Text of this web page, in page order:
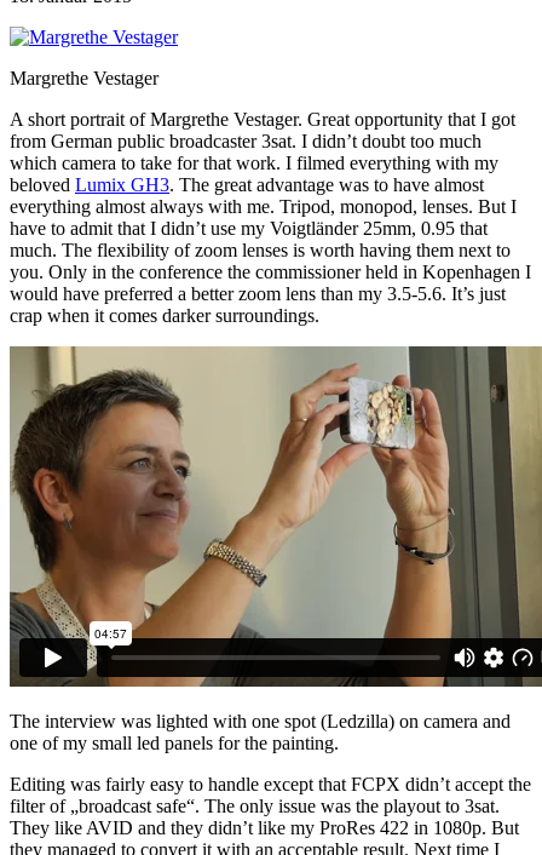
Margrethe Vestager
A short portrait of Margrethe Vestager. Great opportunity that I got
from German public broadcaster 3sat. I didn’t doubt too much
which camera to take for that work. I filmed everything with my
beloved Lumix GH3. The great advantage was to have almost
everything almost always with me. Tripod, monopod, lenses. But I
have to admit that I didn’t use my Voigtländer 25mm, 0.95 that
much. The flexibility of zoom lenses is worth having them next to
you. Only in the conference the commissioner held in Kopenhagen I
would have preferred a better zoom lens than my 3.5-5.6. It’s just
crap when it comes darker surroundings.
The interview was lighted with one spot (Ledzilla) on camera and
one of my small led panels for the painting.
Editing was fairly easy to handle except that FCPX didn’t accept the
filter of „broadcast safe“. The only issue was the playout to 3sat.
They like AVID and they didn’t like my ProRes 422 in 1080p. But
they managed to convert it with an acceptable result. Next time I